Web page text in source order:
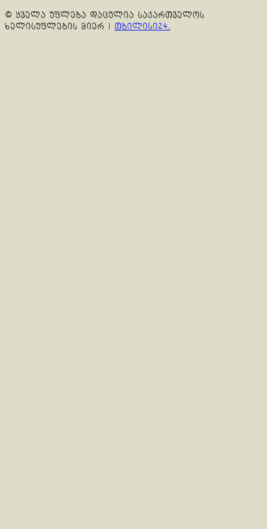
© ყველა უფლება დაცულია საქართველოს
ხელისუფლების მიერ | თბილისი24.